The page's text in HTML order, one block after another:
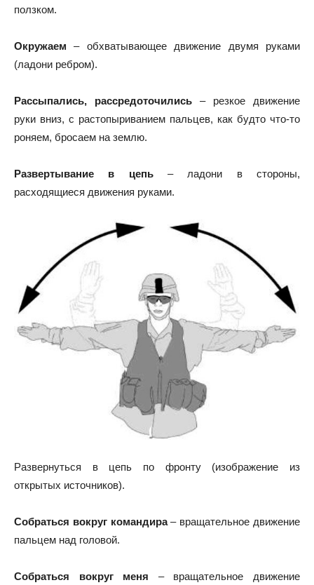
ползком.
Окружаем – обхватывающее движение двумя руками
(ладони ребром).
Рассыпались, рассредоточились – резкое движение
руки вниз, с растопыриванием пальцев, как будто что-то
роняем, бросаем на землю.
Развертывание в цепь– ладони в стороны,
расходящиеся движения руками.
Развернуться в цепь по фронту (изображение из
открытых источников).
Собраться вокруг командира– вращательное движение
пальцем над головой.
Собраться вокруг меня – вращательное движение